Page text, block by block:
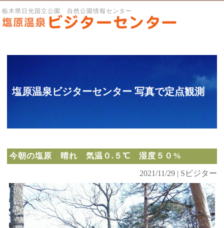
栃木県日光国立公園 自然公園情報センター
塩原温泉ビジターセンター 写真で定点観測
今朝の塩原 晴れ 気温０.５℃ 湿度５０%
2021/11/29 | Sビジター